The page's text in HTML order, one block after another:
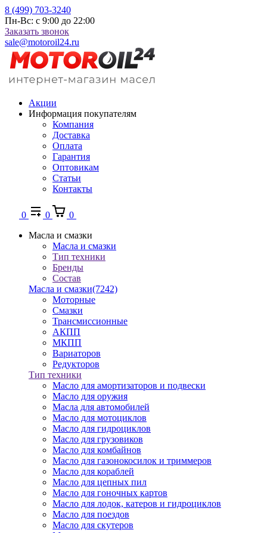
8 (499) 703-3240
Пн-Вс: с 9:00 до 22:00
Заказать звонок
sale@motoroil24.ru
Акции
Информация покупателям
Компания
Доставка
Оплата
Гарантия
Оптовикам
Статьи
Контакты
0 0
0
Масла и смазки
Масла и смазки
Тип техники
Бренды
Состав
Масла и смазки(7242)
Моторные
Смазки
Трансмиссионные
АКПП
МКПП
Вариаторов
Редукторов
Тип техники
Масло для амортизаторов и подвески
Масло для оружия
Масла для автомобилей
Масло для мотоциклов
Масло для гидроциклов
Масло для грузовиков
Масло для комбайнов
Масло для газонокосилок и триммеров
Масло для кораблей
Масло для цепных пил
Масло для гоночных картов
Масло для лодок, катеров и гидроциклов
Масло для поездов
Масло для скутеров